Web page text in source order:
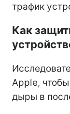
трафик
Как
Apple,
дыры в